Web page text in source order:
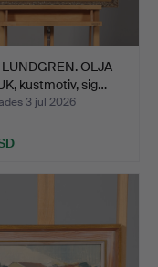
LUNDGREN. OLJA
kustmotiv, sig…
3 jul 2026